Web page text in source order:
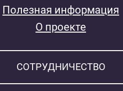
Полезная информация
О проекте
СОТРУДНИЧЕСТВО